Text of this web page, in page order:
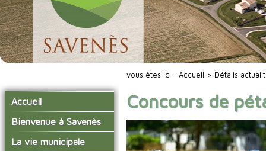
Accueil
Bienvenue à Savenès
Situer Savenès
La vie municipale
vous êtes ici : Accueil > Détails
Concours de